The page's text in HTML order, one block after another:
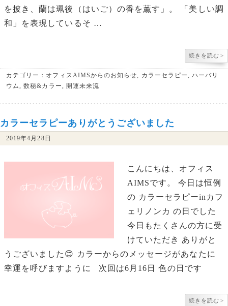
を披き、蘭は珮後（はいご）の香を薫す」。 「美しい調
和」を表現しているそ …
続きを読む >
カテゴリー： オフィスAIMSからのお知らせ カラーセラピー ,ハーバリ
ウム
,数秘&カラー 開運未来流
カラーセラピーありがとうございました
2019年4月28日
こんにちは、オフィス
AIMSです。 今日は恒例
の カラーセラピーinカフ
ェリノンカ の日でした
今日もたくさんの方に受
けていただき ありがと
うございました😊 カラーからのメッセージがあなたに
幸運を呼びますように 次回は6月16日 色の日です
続きを読む >